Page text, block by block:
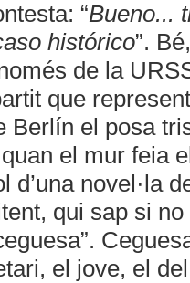
“Bueno...
histórico”.
de la
que
Berlín el posa
el mur feia
d’una novel·la
qui sap si
el jove, el